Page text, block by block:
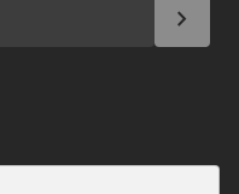
chevron_right